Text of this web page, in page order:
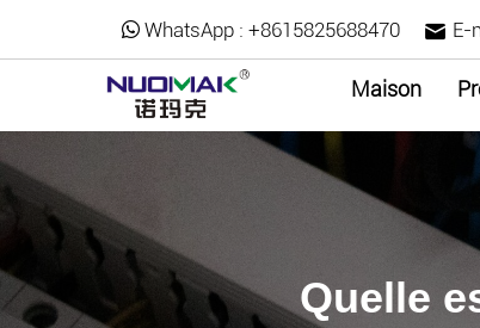
WhatsApp : +8615825688470 E-
Maison
Quelle